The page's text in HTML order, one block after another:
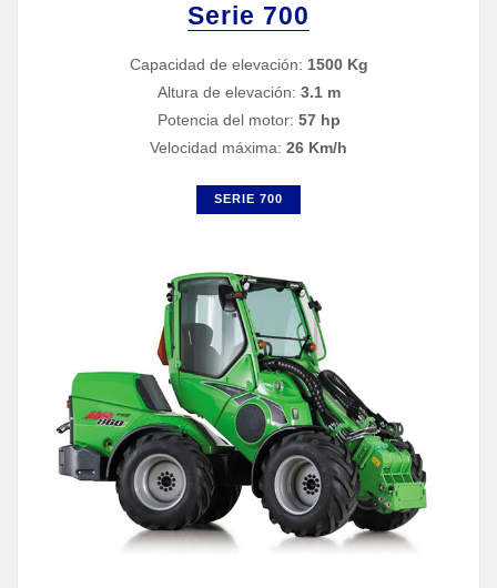
Serie 700
Capacidad de elevación: 1500 Kg
Altura de elevación: 3.1 m
Potencia del motor: 57 hp
Velocidad máxima: 26 Km/h
SERIE 700